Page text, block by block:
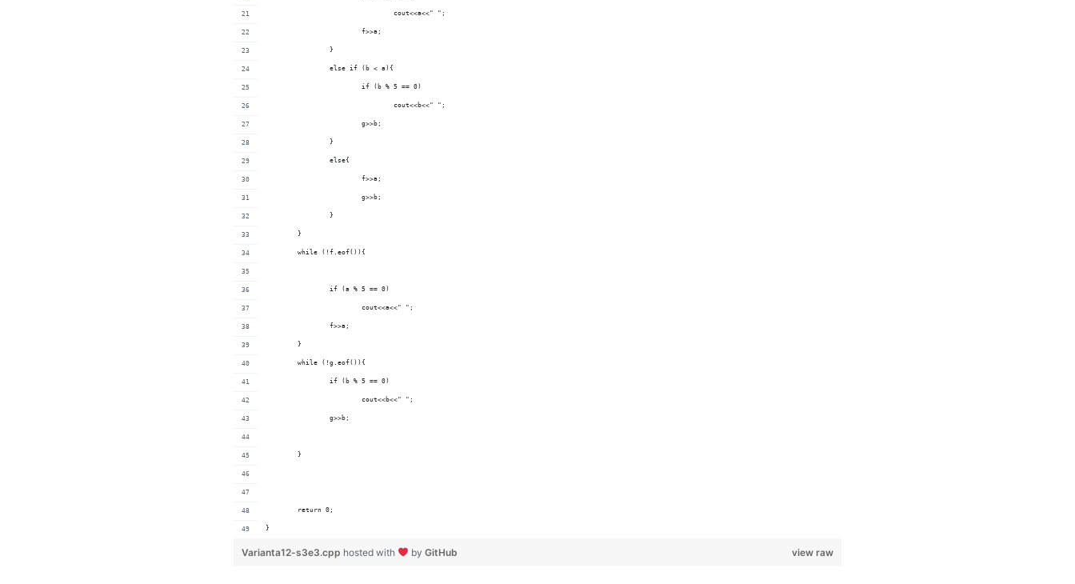
				cout<<a<<" ";
			f>>a;
		else if (b < a){
			if (b % 5 == 0)
				cout<<b<<" ";
			g>>b;
		}
		else{
			f>>a;
			g>>b;
		}
	}
	while (!f.eof()){
		if (a % 5 == 0)
			cout<<a<<" ";
		f>>a;
	}
	while (!g.eof()){
		if (b % 5 == 0)
			cout<<b<<" ";
		g>>b;
	}
	return 0;
}
view raw
Varianta12-s3e3.cpp hosted with by GitHub